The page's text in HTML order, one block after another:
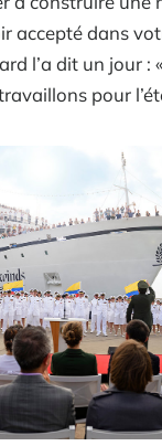
accepté dans
l’a dit un jour :
pour